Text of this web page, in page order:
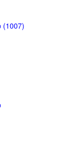
(1007)